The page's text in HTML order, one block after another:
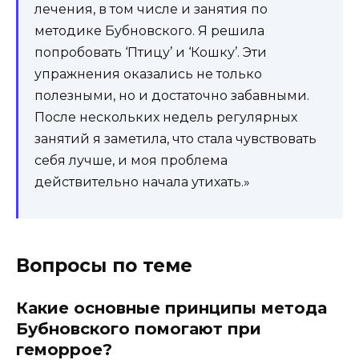
лечения, в том числе и занятия по
методике Бубновского. Я решила
попробовать ‘Птицу’ и ‘Кошку’. Эти
упражнения оказались не только
полезными, но и достаточно забавными.
После нескольких недель регулярных
занятий я заметила, что стала чувствовать
себя лучше, и моя проблема
действительно начала утихать.»
Вопросы по теме
Какие основные принципы метода
Бубновского помогают при
геморрое?